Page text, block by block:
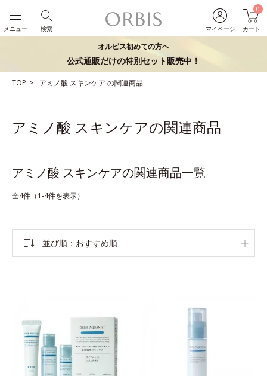
マイページ
0
カート
検索
メニュー
オルビス初めての方へ
公式通販だけの特別セット販売中！
TOP アミノ酸 スキンケア の関連商品
アミノ酸 スキンケアの関連商品
アミノ酸 スキンケアの関連商品一覧
全4件（1-4件を表示）
並び順 おすすめ順